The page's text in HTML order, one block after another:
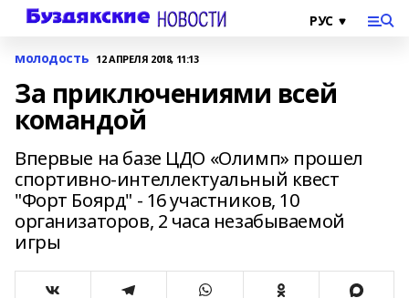
молодость 12 АПРЕЛЯ 2018, 11:13
За приключениями всей
командой
Впервые на базе ЦДО «Олимп» прошел
спортивно-интеллектуальный квест
"Форт Боярд" - 16 участников, 10
организаторов, 2 часа незабываемой
игры